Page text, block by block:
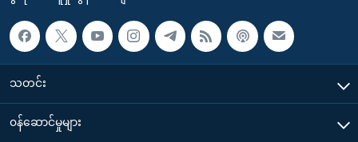
သတင်း
၀န်ဆောင်မှုများ